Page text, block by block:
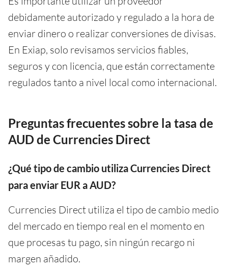
debidamente autorizado y regulado a la hora de
enviar dinero o realizar conversiones de divisas.
En Exiap, solo revisamos servicios fiables,
seguros y con licencia, que están correctamente
regulados tanto a nivel local como internacional.
Preguntas frecuentes sobre la tasa de
AUD de Currencies Direct
¿Qué tipo de cambio utiliza Currencies Direct
para enviar EUR a AUD?
Currencies Direct utiliza el tipo de cambio medio
del mercado en tiempo real en el momento en
que procesas tu pago, sin ningún recargo ni
margen añadido.